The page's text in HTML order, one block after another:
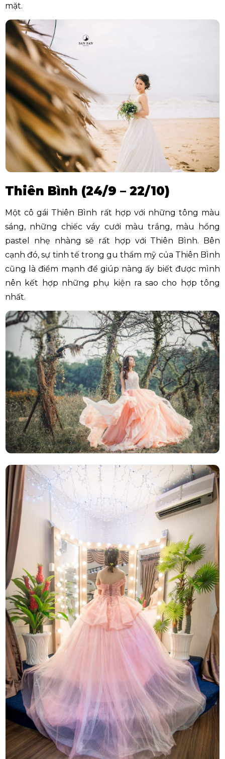
mặt.
Thiên Bình (24/9 – 22/10)
Một cô gái Thiên Bình rất hợp với những tông màu
sáng, những chiếc váy cưới màu trắng, màu hồng
pastel nhẹ nhàng sẽ rất hợp với Thiên Bình. Bên
cạnh đó, sự tinh tế trong gu thẩm mỹ của Thiên Bình
cũng là điểm mạnh để giúp nàng ấy biết được mình
nên kết hợp những phụ kiện ra sao cho hợp tông
nhất.